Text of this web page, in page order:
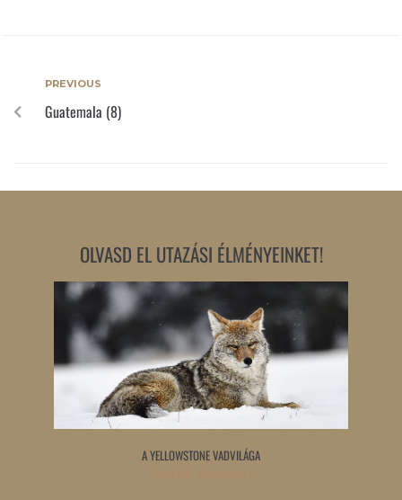
PREVIOUS
Guatemala (8)
OLVASD EL UTAZÁSI ÉLMÉNYEINKET!
A YELLOWSTONE VADVILÁGA